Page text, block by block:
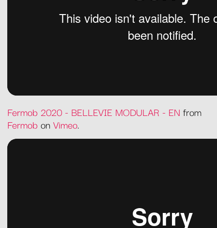
Fermob 2020 - BELLEVIE MODULAR - EN from
Fermob on Vimeo.